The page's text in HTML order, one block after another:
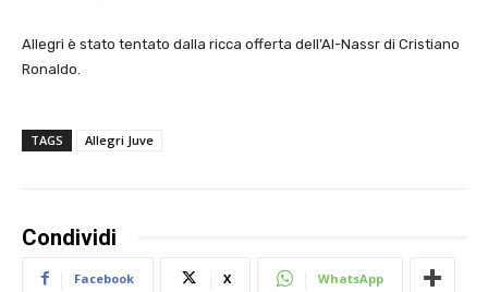
Allegri è stato tentato dalla ricca offerta dell’Al-Nassr di Cristiano
Ronaldo.
TAGS Allegri Juve
Condividi
Facebook X WhatsApp